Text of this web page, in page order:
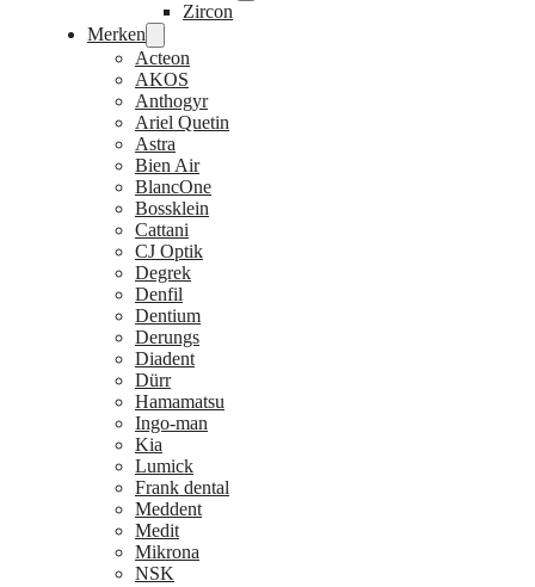
Zircon
Merken
Acteon
AKOS
Anthogyr
Ariel Quetin
Astra
Bien Air
BlancOne
Bossklein
Cattani
CJ Optik
Degrek
Denfil
Dentium
Derungs
Diadent
Dürr
Hamamatsu
Ingo-man
Kia
Lumick
Frank dental
Meddent
Medit
Mikrona
NSK